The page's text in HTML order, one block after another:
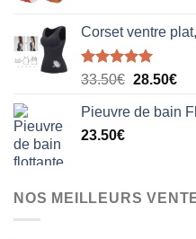
Corset ventre
Note5.00
33.50€ Le
initial
28.50€Le
Pieuvre de bain
23.50€
NOS MEILLEURS